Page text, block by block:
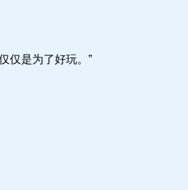
仅是为了好玩。”